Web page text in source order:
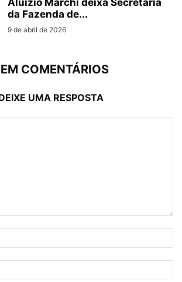
Aluizio Marchi deixa Secretária
da Fazenda de...
9 de abril de 2026
COMENTÁRIOS
UMA RESPOSTA